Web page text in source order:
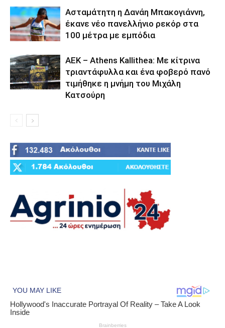
Ασταμάτητη η Δανάη Μπακογιάννη,
έκανε νέο πανελλήνιο ρεκόρ στα
100 μέτρα με εμπόδια
ΑΕΚ – Athens Kallithea: Με κίτρινα
τριαντάφυλλα και ένα φοβερό πανό
τιμήθηκε η μνήμη του Μιχάλη
Κατσούρη